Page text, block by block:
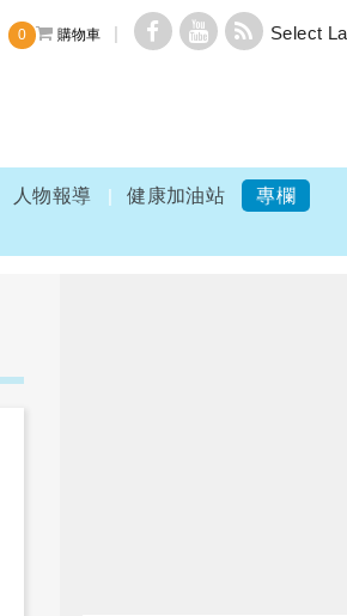
0 購物車 Select
人物報導 健康加油站
專欄